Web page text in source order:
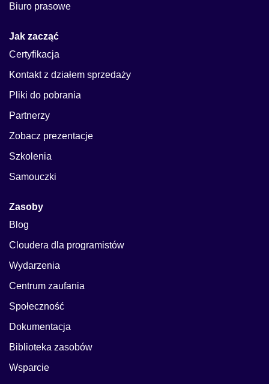
Biuro prasowe
Jak zacząć
Certyfikacja
Kontakt z działem sprzedaży
Pliki do pobrania
Partnerzy
Zobacz prezentacje
Szkolenia
Samouczki
Zasoby
Blog
Cloudera dla programistów
Wydarzenia
Centrum zaufania
Społeczność
Dokumentacja
Biblioteka zasobów
Wsparcie